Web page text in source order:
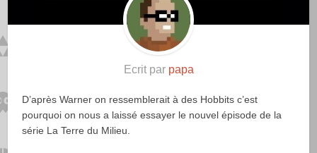
Ecrit par papa
D’après Warner on ressemblerait à des Hobbits c’est
pourquoi on nous a laissé essayer le nouvel épisode de la
série La Terre du Milieu.